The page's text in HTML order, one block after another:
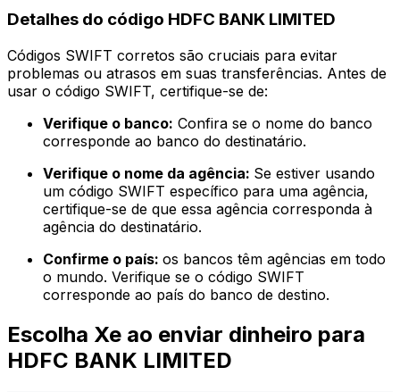
Detalhes do código HDFC BANK LIMITED
Códigos SWIFT corretos são cruciais para evitar
problemas ou atrasos em suas transferências. Antes de
usar o código SWIFT, certifique-se de:
Verifique o banco: Confira se o nome do banco
corresponde ao banco do destinatário.
Verifique o nome da agência: Se estiver usando
um código SWIFT específico para uma agência,
certifique-se de que essa agência corresponda à
agência do destinatário.
Confirme o país: os bancos têm agências em todo
o mundo. Verifique se o código SWIFT
corresponde ao país do banco de destino.
Escolha Xe ao enviar dinheiro para
HDFC BANK LIMITED